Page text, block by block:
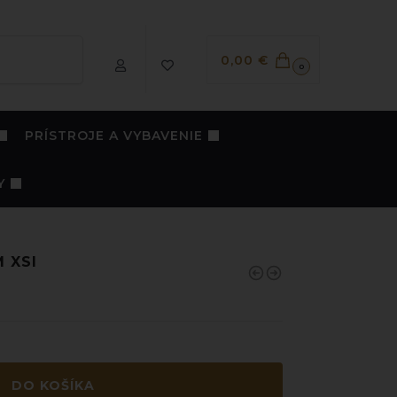
0,00 € 0
PRÍSTROJE A VYBAVENIE
XSI
DO KOŠÍKA